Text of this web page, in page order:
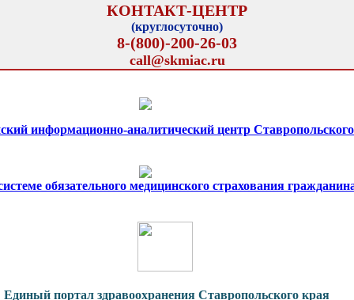
КОНТАКТ-ЦЕНТР
(круглосуточно)
8-(800)-200-26-03
call@skmiac.ru
информационно-аналитический центр
обязательного медицинского страхования
Единый портал здравоохранения Ставропольского края